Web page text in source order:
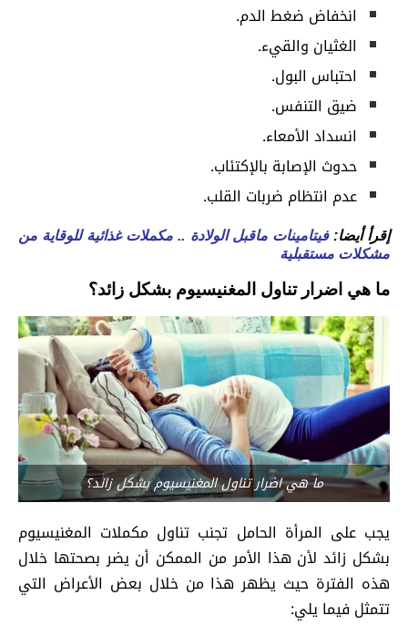
انخفاض ضغط الدم.
الغثيان والقيء.
احتباس البول.
ضيق التنفس.
انسداد الأمعاء.
حدوث الإصابة بالإكتئاب.
عدم انتظام ضربات القلب.
إقرأ أيضا: فيتامينات ماقبل الولادة .. مكملات غذائية للوقاية من
مشكلات مستقبلية
ما هي اضرار تناول المغنيسيوم بشكل زائد؟
ما هي اضرار تناول المغنيسيوم بشكل زائد؟
يجب على المرأة الحامل تجنب تناول مكملات المغنيسيوم
بشكل زائد لأن هذا الأمر من الممكن أن يضر بصحتها خلال
هذه الفترة حيث يظهر هذا من خلال بعض الأعراض التي
تتمثل فيما يلي: